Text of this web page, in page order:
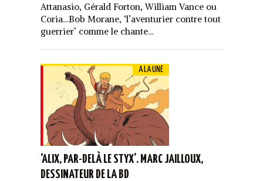
Attanasio, Gérald Forton, William Vance ou
Coria…Bob Morane, ‘l’aventurier contre tout
guerrier’ comme le chante…
A LA UNE
‘ALIX, PAR-DELÀ LE STYX’. MARC JAILLOUX,
DESSINATEUR DE LA BD